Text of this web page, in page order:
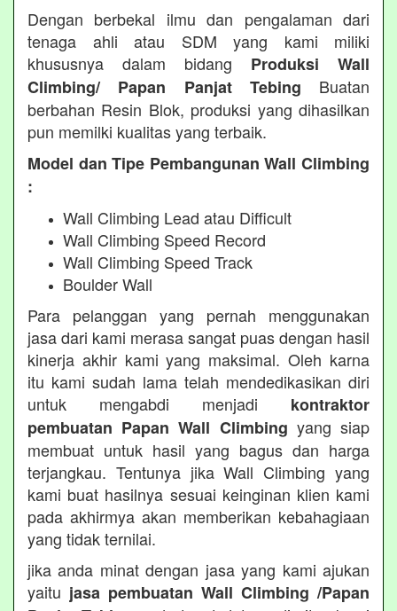
Dengan berbekal ilmu dan pengalaman dari
tenaga ahli atau SDM yang kami miliki
khususnya dalam bidang Produksi Wall
Climbing/ Papan Panjat Tebing Buatan
berbahan Resin Blok, produksi yang dihasilkan
pun memilki kualitas yang terbaik.
Model dan Tipe Pembangunan Wall Climbing
:
Wall Climbing Lead atau Difficult
Wall Climbing Speed Record
Wall Climbing Speed Track
Boulder Wall
Para pelanggan yang pernah menggunakan
jasa dari kami merasa sangat puas dengan hasil
kinerja akhir kami yang maksimal. Oleh karna
itu kami sudah lama telah mendedikasikan diri
untuk mengabdi menjadi kontraktor
pembuatan Papan Wall Climbing yang siap
membuat untuk hasil yang bagus dan harga
terjangkau. Tentunya jika Wall Climbing yang
kami buat hasilnya sesuai keinginan klien kami
pada akhirmya akan memberikan kebahagiaan
yang tidak ternilai.
jika anda minat dengan jasa yang kami ajukan
yaitu jasa pembuatan Wall Climbing /Papan